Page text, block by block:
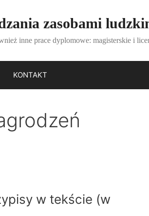
zasobami
inne prace dyplomowe: magisterskie i
KONTAKT
w tekście (w